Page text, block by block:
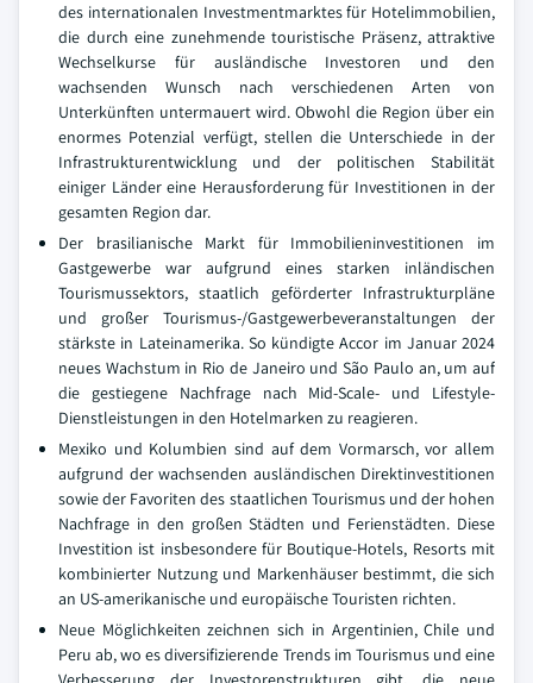
des internationalen Investmentmarktes für Hotelimmobilien,
die durch eine zunehmende touristische Präsenz, attraktive
Wechselkurse für ausländische Investoren und den
wachsenden Wunsch nach verschiedenen Arten von
Unterkünften untermauert wird. Obwohl die Region über ein
enormes Potenzial verfügt, stellen die Unterschiede in der
Infrastrukturentwicklung und der politischen Stabilität
einiger Länder eine Herausforderung für Investitionen in der
gesamten Region dar.
Der brasilianische Markt für Immobilieninvestitionen im
Gastgewerbe war aufgrund eines starken inländischen
Tourismussektors, staatlich geförderter Infrastrukturpläne
und großer Tourismus-/Gastgewerbeveranstaltungen der
stärkste in Lateinamerika. So kündigte Accor im Januar 2024
neues Wachstum in Rio de Janeiro und São Paulo an, um auf
die gestiegene Nachfrage nach Mid-Scale- und Lifestyle-
Dienstleistungen in den Hotelmarken zu reagieren.
Mexiko und Kolumbien sind auf dem Vormarsch, vor allem
aufgrund der wachsenden ausländischen Direktinvestitionen
sowie der Favoriten des staatlichen Tourismus und der hohen
Nachfrage in den großen Städten und Ferienstädten. Diese
Investition ist insbesondere für Boutique-Hotels, Resorts mit
kombinierter Nutzung und Markenhäuser bestimmt, die sich
an US-amerikanische und europäische Touristen richten.
Neue Möglichkeiten zeichnen sich in Argentinien, Chile und
Peru ab, wo es diversifizierende Trends im Tourismus und eine